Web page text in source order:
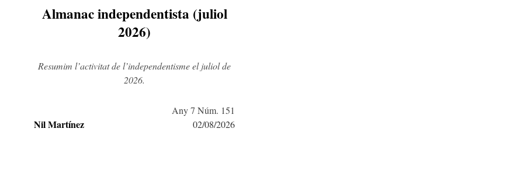
Almanac independentista (juliol
2026)
Resumim l’activitat de l’independentisme el juliol de
2026.
Nil Martínez
Any 7 Núm. 151
02/08/2026